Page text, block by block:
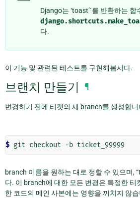
Django는 ‘toast’`를 반환하는 함
다.
이 기능 및 관련된 테스트를 구현해봅시다.
브랜치 만들기 ¶
변경하기 전에 티켓의 새 branch를 생성합니
$ git checkout -b
branch 이름을 원하는 대로 정할 수 있으며,
다. 이 branch에 대한 모든 변경은 특정한 티
한 코드의 메인 사본에는 영향을 끼치지 않